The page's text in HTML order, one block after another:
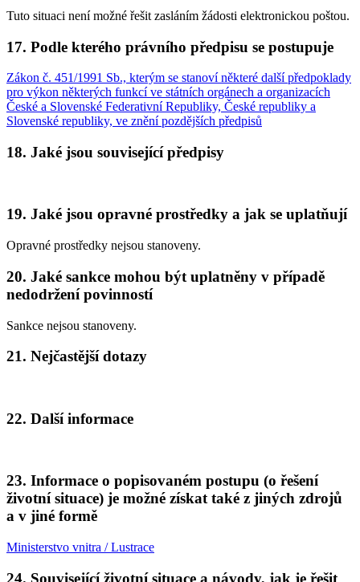
Tuto situaci není možné řešit zasláním žádosti elektronickou poštou.
17. Podle kterého právního předpisu se postupuje
Zákon č. 451/1991 Sb., kterým se stanoví některé další předpoklady
pro výkon některých funkcí ve státních orgánech a organizacích
České a Slovenské Federativní Republiky, České republiky a
Slovenské republiky, ve znění pozdějších předpisů
18. Jaké jsou související předpisy
19. Jaké jsou opravné prostředky a jak se uplatňují
Opravné prostředky nejsou stanoveny.
20. Jaké sankce mohou být uplatněny v případě
nedodržení povinností
Sankce nejsou stanoveny.
21. Nejčastější dotazy
22. Další informace
23. Informace o popisovaném postupu (o řešení
životní situace) je možné získat také z jiných zdrojů
a v jiné formě
Ministerstvo vnitra / Lustrace
24. Související životní situace a návody, jak je řešit